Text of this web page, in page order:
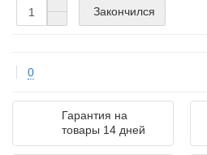
Закончился
0
Гарантия на
товары 14 дней